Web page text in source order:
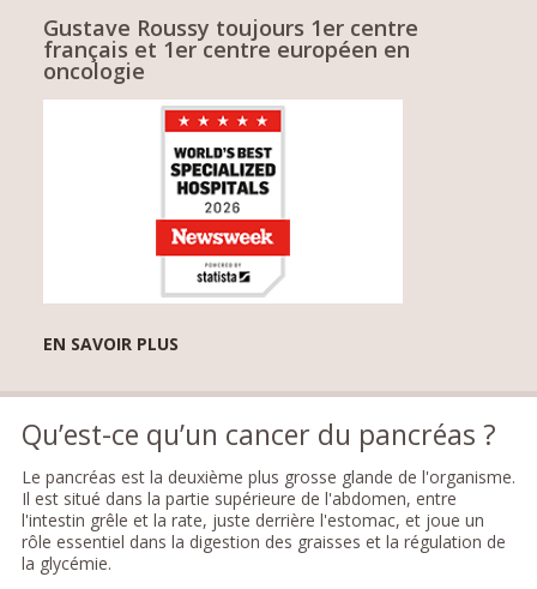
Gustave Roussy toujours 1er centre
français et 1er centre européen en
oncologie
EN SAVOIR PLUS
Qu’est-ce qu’un cancer du pancréas ?
Le pancréas est la deuxième plus grosse glande de l'organisme.
Il est situé dans la partie supérieure de l'abdomen, entre
l'intestin grêle et la rate, juste derrière l'estomac, et joue un
rôle essentiel dans la digestion des graisses et la régulation de
la glycémie.